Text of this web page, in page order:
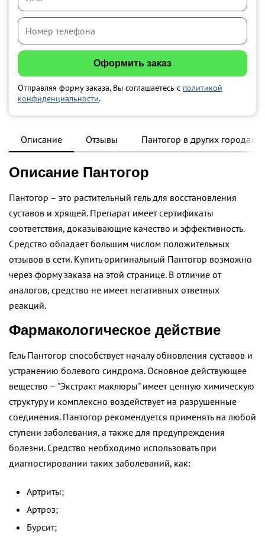
Отправляя форму заказа, Вы соглашаетесь с политикой
конфиденциальности.
Описание Отзывы Пантогор в других городах
Описание Пантогор
Пантогор – это растительный гель для восстановления
суставов и хрящей. Препарат имеет сертификаты
соответствия, доказывающие качество и эффективность.
Средство обладает большим числом положительных
отзывов в сети. Купить оригинальный Пантогор возможно
через форму заказа на этой странице. В отличие от
аналогов, средство не имеет негативных ответных
реакций.
Фармакологическое действие
Гель Пантогор способствует началу обновления суставов и
устранению болевого синдрома. Основное действующее
вещество – "Экстракт маклюры" имеет ценную химическую
структуру и комплексно воздействует на разрушенные
соединения. Пантогор рекомендуется применять на любой
ступени заболевания, а также для предупреждения
болезни. Средство необходимо использовать при
диагностировании таких заболеваний, как:
Артриты;
Артроз;
Бурсит;